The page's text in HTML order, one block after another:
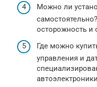
Можно ли
осторожность и
Где можно
управления и